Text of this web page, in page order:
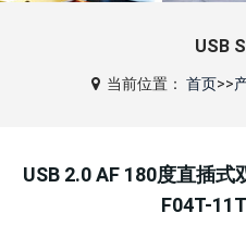
USB
当前位置：首页>>
USB 2.0 AF 180度直插
F04T-